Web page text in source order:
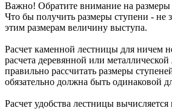
Важно! Обратите внимание на
Что бы получить размеры ступени - не
этим размерам величину выступа.
Расчет каменной лестницы для ничем
расчета деревянной или
правильно рассчитать размеры
обязательно должна быть одинаковой
Расчет удобства лестницы